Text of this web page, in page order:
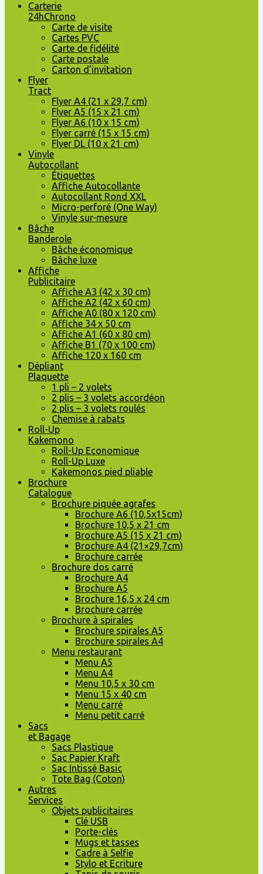
Carterie
24hChrono
Carte de visite
Cartes PVC
Carte de fidélité
Carte postale
Carton d’invitation
Flyer
Tract
Flyer A4 (21 x 29,7 cm)
Flyer A5 (15 x 21 cm)
Flyer A6 (10 x 15 cm)
Flyer carré (15 x 15 cm)
Flyer DL (10 x 21 cm)
Vinyle
Autocollant
Étiquettes
Affiche Autocollante
Autocollant Rond XXL
Micro-perforé (One Way)
Vinyle sur-mesure
Bâche
Banderole
Bâche économique
Bâche luxe
Affiche
Publicitaire
Affiche A3 (42 x 30 cm)
Affiche A2 (42 x 60 cm)
Affiche A0 (80 x 120 cm)
Affiche 34 x 50 cm
Affiche A1 (60 x 80 cm)
Affiche B1 (70 x 100 cm)
Affiche 120 x 160 cm
Dépliant
Plaquette
1 pli – 2 volets
2 plis – 3 volets accordéon
2 plis – 3 volets roulés
Chemise à rabats
Roll-Up
Kakemono
Roll-Up Economique
Roll-Up Luxe
Kakemonos pied pliable
Brochure
Catalogue
Brochure piquée agrafes
Brochure A6 (10,5x15cm)
Brochure 10,5 x 21 cm
Brochure A5 (15 x 21 cm)
Brochure A4 (21×29,7cm)
Brochure carrée
Brochure dos carré
Brochure A4
Brochure A5
Brochure 16,5 x 24 cm
Brochure carrée
Brochure à spirales
Brochure spirales A5
Brochure spirales A4
Menu restaurant
Menu A5
Menu A4
Menu 10,5 x 30 cm
Menu 15 x 40 cm
Menu carré
Menu petit carré
Sacs
et Bagage
Sacs Plastique
Sac Papier Kraft
Sac Intissé Basic
Tote Bag (Coton)
Autres
Services
Objets publicitaires
Clé USB
Porte-clés
Mugs et tasses
Cadre à Selfie
Stylo et Ecriture